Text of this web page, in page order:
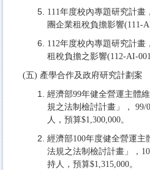
111年度校內專題研究計
團企業租稅負擔影響(111-
112年度校內專題研究計
租稅負擔之影響(112-AI-
(五) 產學合作及政府研究計劃案
經濟部99年健全營運主體
規之法制檢討計畫」， 99/
人，預算$1,300,000。
經濟部100年度健全營運
法規之法制檢討計畫」，
持人，預算$1,315,000。